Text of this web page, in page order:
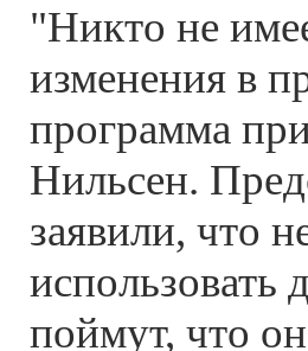
"Никто не
изменения в
программа
Нильсен.
заявили, что
использовать
поймут, что